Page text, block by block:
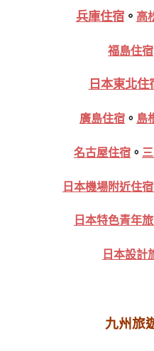
兵庫住宿 。 高
福島住宿
日本東北住
廣島住宿 。 島
名古屋住宿 。
日本機場附近住
日本特色青年
日本設計
九州旅